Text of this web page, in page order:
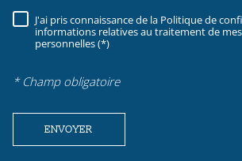
RÈGLEMENTATION
J'ai pris connaissance de la Politique de
informations relatives au traitement de
personnelles (*)
* Champ obligatoire
ENVOYER